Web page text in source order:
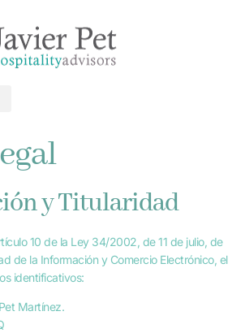
y Titularidad
10 de la Ley 34/2002, de 11 de julio, de
de la Información y Comercio Electrónico, el
identificativos:
Martínez.